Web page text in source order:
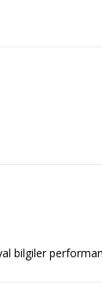
bilgiler